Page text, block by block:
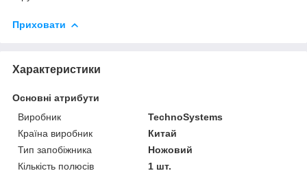
Приховати
Характеристики
Основні атрибути
Виробник
TechnoSystems
Країна виробник
Китай
Тип запобіжника
Ножовий
Кількість полюсів
1 шт.